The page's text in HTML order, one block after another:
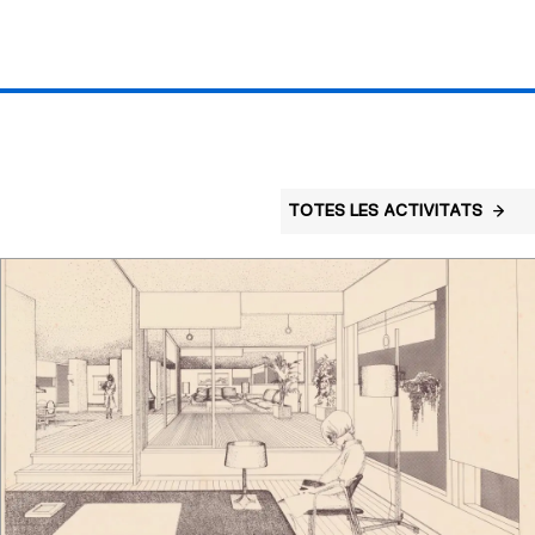
TOTES LES ACTIVITATS